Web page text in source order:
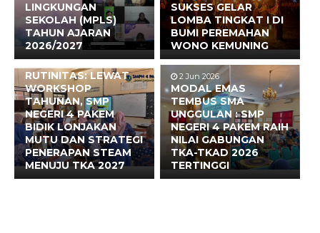
LINGKUNGAN
SEKOLAH (MPLS)
TAHUN AJARAN
2026/2027
SUKSES GELAR
LOMBA TINGKAT I DI
BUMI PEREMAHAN
WONO KEMUNING
17 Jun 2026
BUKAN SEKADAR
RUTINITAS: LEWAT
WORKSHOP
TAHUNAN, SMP
NEGERI 4 PAKEM
BIDIK LONJAKAN
MUTU DAN STRATEGI
PENERAPAN STEAM
MENUJU TKA 2027
2 Jun 2026
MODAL EMAS
TEMBUS SMA
UNGGULAN : SMP
NEGERI 4 PAKEM RAIH
NILAI GABUNGAN
TKA-TKAD 2026
TERTINGGI